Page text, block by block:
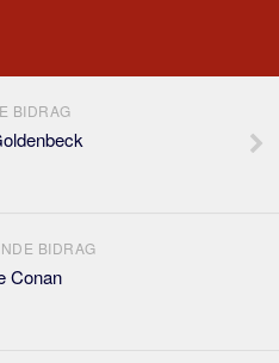
BIDRAG
BIDRAG
Conan